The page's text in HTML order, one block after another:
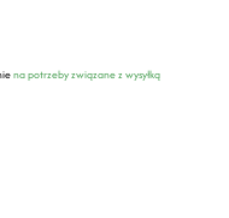
na potrzeby związane z wysyłką